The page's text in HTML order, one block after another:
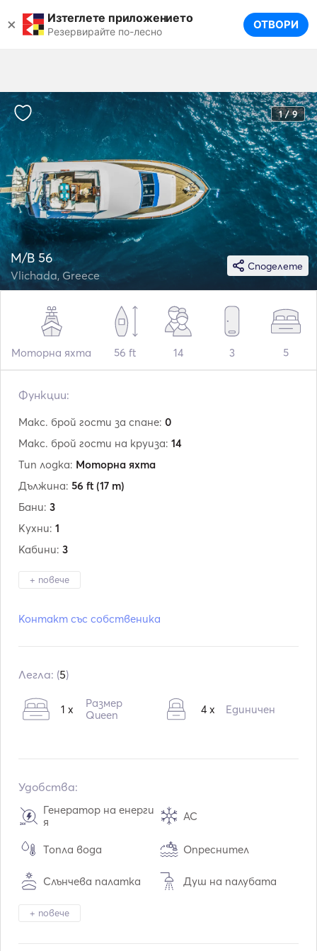
× Изтеглете приложението
Резервирайте по-лесно ОТВОРИ
1 / 9
Споделете
M/B 56
Vlichada, Greece
Моторна яхта 56 ft 14 3 5
Функции:
Макс. брой гости за спане: 0
Макс. брой гости на круиза: 14
Тип лодка: Моторна яхта
Дължина: 56 ft (17 m)
Бани: 3
Кухни: 1
Кабини: 3
+ повече
Двигатели:
Контакт със собственика
Легла: (5)
1 x
Размер
Queen
4 x Единичен
Удобства:
Генератор на енерги
я
AC
Топла вода Опреснител
Слънчева палатка Душ на палубата
Тонколони на палуба
та
+ повече